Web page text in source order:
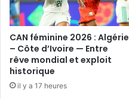
CAN féminine 2026 : Algérie
– Côte d’Ivoire — Entre
rêve mondial et exploit
historique
il y a 17 heures